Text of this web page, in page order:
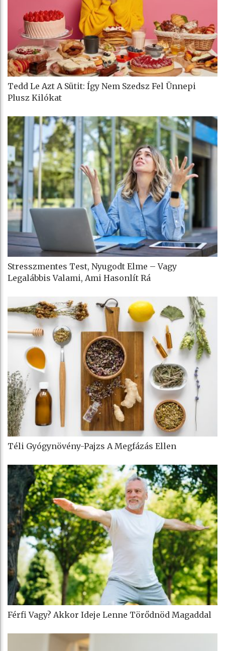
Tedd Le Azt A Sütit: Így Nem Szedsz Fel Ünnepi
Plusz Kilókat
Stresszmentes Test, Nyugodt Elme – Vagy
Legalábbis Valami, Ami Hasonlít Rá
Téli Gyógynövény-Pajzs A Megfázás Ellen
Férfi Vagy? Akkor Ideje Lenne Törődnöd Magaddal